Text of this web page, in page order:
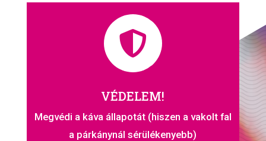

VÉDELEM!
Megvédi a káva állapotát (hiszen a vakolt fal
a párkánynál sérülékenyebb)